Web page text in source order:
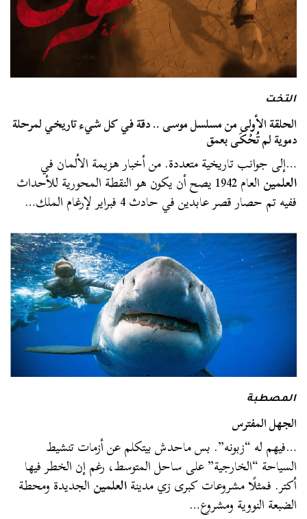
التخت
الحلقة الأولى من مسلسل موسى .. دقة في كل شيء تاريخي لمرحلة
دموية لم تُحْكَى بعمق
…إلى جوانب تاريخية متعددة. من أخبار هزيمة الألمان في
العلمين العام 1942 يصح أن يكون هو النقطة المحورية للأحداث
ففيه تم حصار قصر عابدين في حادث 4 فبراير لإرغام الملك…
المصطبة
الجهل المفترس
…فيهم له “زبونه”. بس ماحدش بيتكلم عن أزمات تنشيط
السياحة “الخارجية” على ساحل المتوسط، رغم إن الخطر فيها
أكتر. فمثلًا مشروعات كبرى زي مدينةالعلمينالجديدة ومحطة
الضبعة النووية ومشروع…